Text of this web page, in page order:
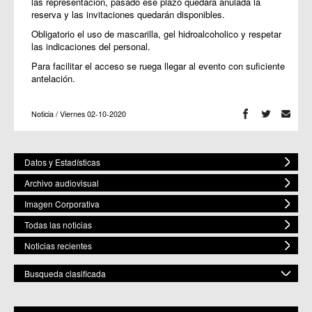
reserva y las invitaciones quedarán disponibles.
Obligatorio el uso de mascarilla, gel hidroalcoholico y respetar
las indicaciones del personal.
Para facilitar el acceso se ruega llegar al evento con suficiente
antelación.
Noticia / Viernes 02-10-2020
Datos y Estadísticas
Archivo audiovisual
Imagen Corporativa
Todas las noticias
Noticias recientes
Busqueda clasificada